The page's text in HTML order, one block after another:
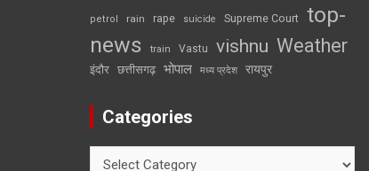
petrol rain rape suicide Supreme Court top-
news
train Vastu vishnu Weather
इंदौर छत्तीसगढ़ भोपाल मध्य प्रदेश रायपुर
Categories